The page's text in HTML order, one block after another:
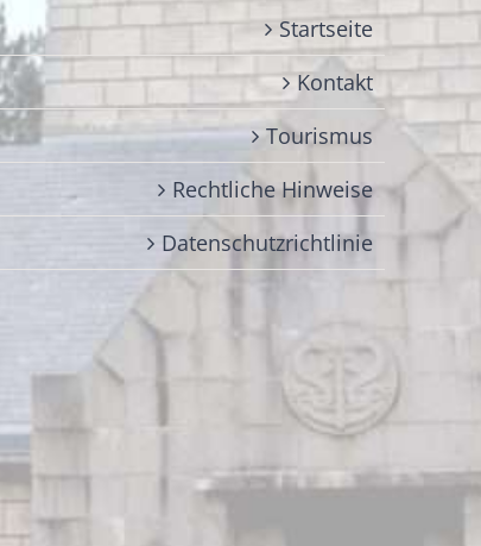
Startseite
Kontakt
Tourismus
Rechtliche Hinweise
Datenschutzrichtlinie